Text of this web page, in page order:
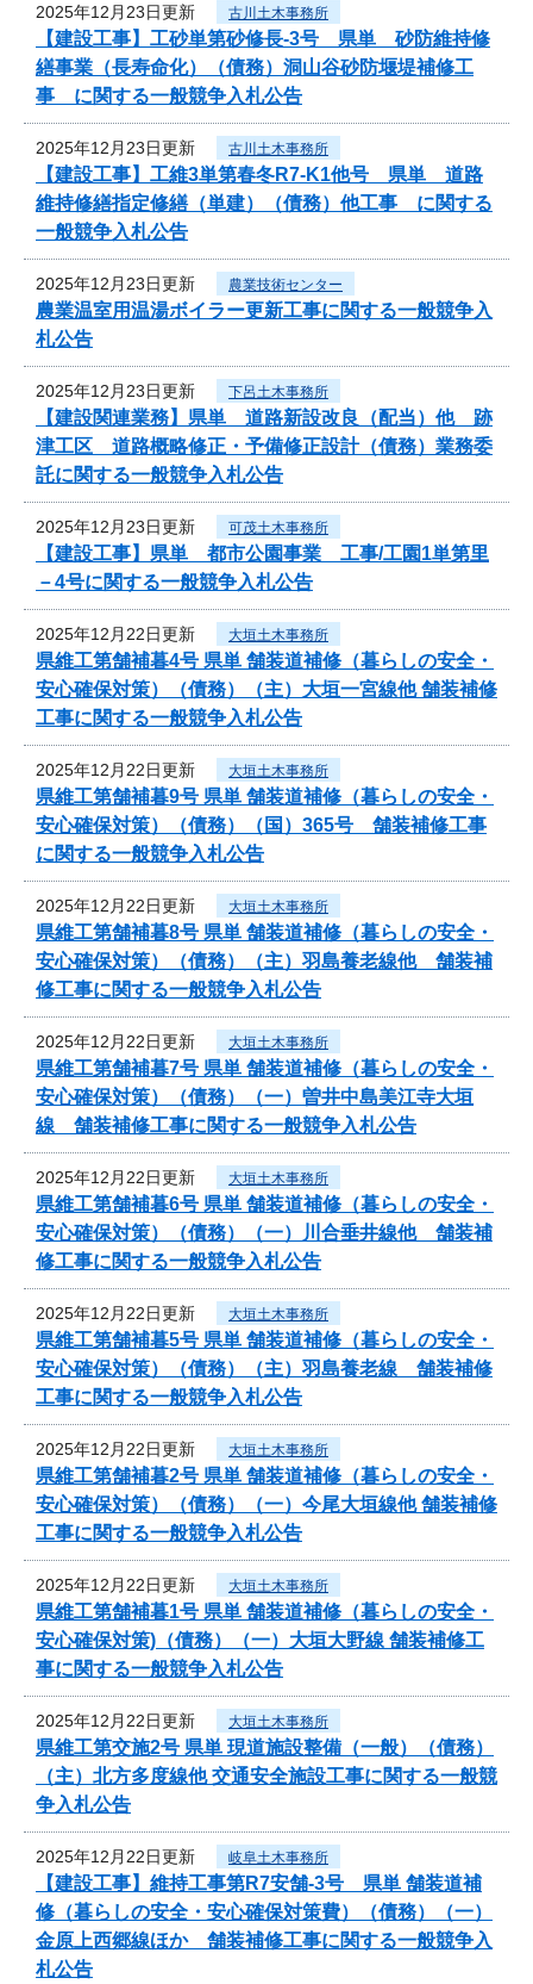
2025年12月23日更新 古川土木事務所
【建設工事】工砂単第砂修長-3号 県単 砂防維持修
繕事業（長寿命化）（債務）洞山谷砂防堰堤補修工
事 に関する一般競争入札公告
2025年12月23日更新 古川土木事務所
【建設工事】工維3単第春冬R7-K1他号 県単 道路
維持修繕指定修繕（単建）（債務）他工事 に関する
一般競争入札公告
2025年12月23日更新 農業技術センター
農業温室用温湯ボイラー更新工事に関する一般競争入
札公告
2025年12月23日更新 下呂土木事務所
【建設関連業務】県単 道路新設改良（配当）他 跡
津工区 道路概略修正・予備修正設計（債務）業務委
託に関する一般競争入札公告
2025年12月23日更新 可茂土木事務所
【建設工事】県単 都市公園事業 工事/工園1単第里
－4号に関する一般競争入札公告
2025年12月22日更新 大垣土木事務所
県維工第舗補暮4号 県単 舗装道補修（暮らしの安全・
安心確保対策）（債務）（主）大垣一宮線他 舗装補修
工事に関する一般競争入札公告
2025年12月22日更新 大垣土木事務所
県維工第舗補暮9号 県単 舗装道補修（暮らしの安全・
安心確保対策）（債務）（国）365号 舗装補修工事
に関する一般競争入札公告
2025年12月22日更新 大垣土木事務所
県維工第舗補暮8号 県単 舗装道補修（暮らしの安全・
安心確保対策）（債務）（主）羽島養老線他 舗装補
修工事に関する一般競争入札公告
2025年12月22日更新 大垣土木事務所
県維工第舗補暮7号 県単 舗装道補修（暮らしの安全・
安心確保対策）（債務）（一）曽井中島美江寺大垣
線 舗装補修工事に関する一般競争入札公告
2025年12月22日更新 大垣土木事務所
県維工第舗補暮6号 県単 舗装道補修（暮らしの安全・
安心確保対策）（債務）（一）川合垂井線他 舗装補
修工事に関する一般競争入札公告
2025年12月22日更新 大垣土木事務所
県維工第舗補暮5号 県単 舗装道補修（暮らしの安全・
安心確保対策）（債務）（主）羽島養老線 舗装補修
工事に関する一般競争入札公告
2025年12月22日更新 大垣土木事務所
県維工第舗補暮2号 県単 舗装道補修（暮らしの安全・
安心確保対策）（債務）（一）今尾大垣線他 舗装補修
工事に関する一般競争入札公告
2025年12月22日更新 大垣土木事務所
県維工第舗補暮1号 県単 舗装道補修（暮らしの安全・
安心確保対策)（債務）（一）大垣大野線 舗装補修工
事に関する一般競争入札公告
2025年12月22日更新 大垣土木事務所
県維工第交施2号 県単 現道施設整備（一般）（債務）
（主）北方多度線他 交通安全施設工事に関する一般競
争入札公告
2025年12月22日更新 岐阜土木事務所
【建設工事】維持工事第R7安舗-3号 県単 舗装道補
修（暮らしの安全・安心確保対策費）（債務）（一）
金原上西郷線ほか 舗装補修工事に関する一般競争入
札公告